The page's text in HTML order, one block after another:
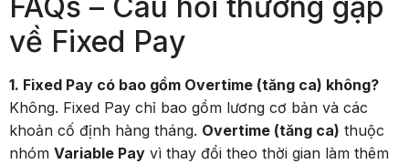
về Fixed Pay
1. Fixed Pay có bao gồm Overtime (tăng ca) không?
Không. Fixed Pay chỉ bao gồm lương cơ bản và các
khoản cố định hàng tháng. Overtime (tăng ca) thuộc
nhóm Variable Pay vì thay đổi theo thời gian làm thêm